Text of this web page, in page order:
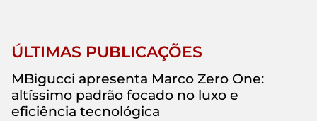
ÚLTIMAS PUBLICAÇÕES
MBigucci apresenta Marco Zero One:
altíssimo padrão focado no luxo e
eficiência tecnológica